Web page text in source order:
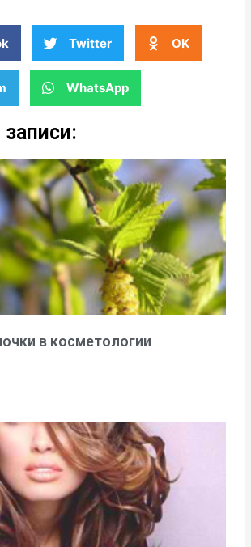
Twitter OK
WhatsApp
в косметологии